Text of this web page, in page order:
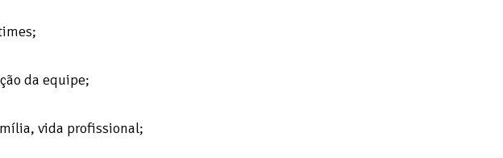
da equipe;
vida profissional;